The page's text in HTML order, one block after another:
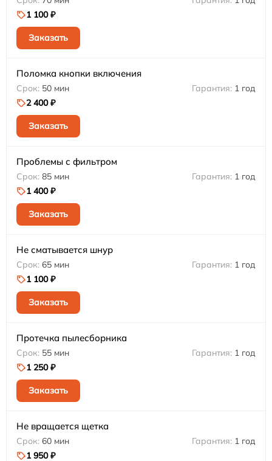
1 100 ₽
Заказать
Поломка кнопки включения
50 мин
1 год
2 400 ₽
Заказать
Проблемы с фильтром
85 мин
1 год
1 400 ₽
Заказать
Не сматывается шнур
65 мин
1 год
1 100 ₽
Заказать
Протечка пылесборника
55 мин
1 год
1 250 ₽
Заказать
Не вращается щетка
60 мин
1 год
1 950 ₽